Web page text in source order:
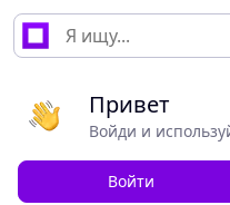
Привет
Войди и
Войти